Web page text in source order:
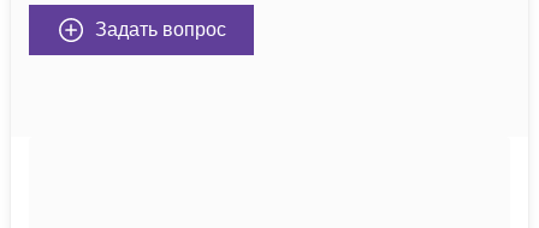
Задать вопрос